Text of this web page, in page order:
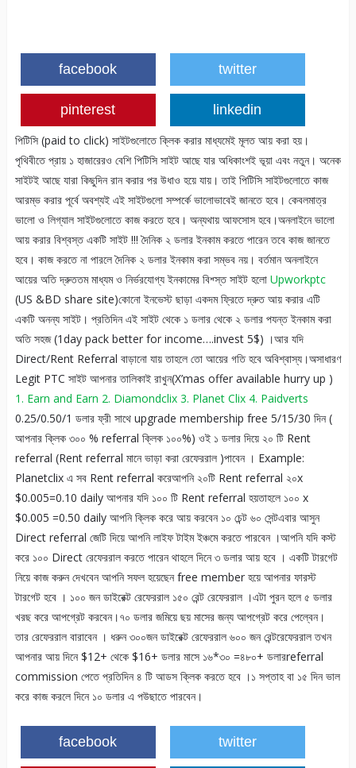
facebook twitter
pinterest linkedin
পিটিসি (paid to click) সাইটগুলোতে ক্লিক করার মাধ্যমেই মূলত আয় করা হয়।
পৃথিবীতে প্রায় ১ হাজারেরও বেশি পিটিসি সাইট আছে যার অধিকাংশই ভূয়া এবং নতুন। অনেক
সাইটই আছে যারা কিছুদিন রান করার পর উধাও হয়ে যায়। তাই পিটিসি সাইটগুলোতে কাজ
আরম্ভ করার পূর্বে অবশ্যই এই সাইটগুলো সম্পর্কে ভালোভাবেই জানতে হবে। কেবলমাত্র
ভালো ও লিগ্যাল সাইটগুলোতে কাজ করতে হবে। অন্যথায় আফসোস হবে।অনলাইনে ভালো
আয় করার বিশ্বস্ত একটি সাইট !!! দৈনিক ২ ডলার ইনকাম করতে পারেন তবে কাজ জানতে
হবে। কাজ করতে না পারলে দৈনিক ২ ডলার ইনকাম করা সম্ভব নয়। বর্তমান অনলাইনে
আয়ের অতি দ্রুততম মাধ্যম ও নির্ভরযোগ্য ইনকামের বিশ্স্ত সাইট হলো Upworkptc
(US &BD share site)কোনো ইনভেস্ট ছাড়া একদম ফ্রিতে দ্রুত আয় করার এটি
একটি অনন্য সাইট। প্রতিদিন এই সাইট থেকে ১ ডলার থেকে ২ ডলার পযন্ত ইনকাম করা
অতি সহজ (1day pack better for income….invest 5$) ।আর যদি
Direct/Rent Referral বাড়ানো যায় তাহলে তো আয়ের গতি হবে অবিশ্বাস্য।অসাধারণ
Legit PTC সাইট আপনার তালিকাই রাখুন(X’mas offer available hurry up )
1. Earn and Earn 2. Diamondclix 3. Planet Clix 4. Paidverts
0.25/0.50/1 ডলার ফ্রী সাথে upgrade membership free 5/15/30 দিন (
আপনার ক্লিক ৩০০ % referral ক্লিক ১০০%) ওই ১ ডলার দিয়ে ২০ টি Rent
referral (Rent referral মানে ভাড়া করা রেফেররাল )পাবেন । Example:
Planetclix এ সব Rent referral করেআপনি ২০টি Rent referral ২০x
$0.005=0.10 daily আপনার যদি ১০০ টি Rent referral হয়তাহলে ১০০ x
$0.005 =0.50 daily আপনি ক্লিক করে আয় করবেন ১০ চেন্ট ৬০ সেন্টএবার আসুন
Direct referral জেটি দিয়ে আপনি লাইফ টাইম ইঞ্চমে করতে পারবেন ।আপনি যদি কস্ট
করে ১০০ Direct রেফেররাল করতে পারেন থাহলে দিনে ৩ ডলার আয় হবে । একটি টারগেট
নিয়ে কাজ করুন দেখবেন আপনি সফল হয়েছেন free member হয়ে আপনার ফারস্ট
টারগেট হবে । ১০০ জন ডাইরেক্ট রেফেররাল ১৫০ রেন্ট রেফেররাল ।এটা পুরন হলে ৫ ডলার
খরছ করে আপগ্রেট করবেন।৭০ ডলার জমিয়ে ছয় মাসের জন্য আপগ্রেট করে পেল্বেন।
তার রেফেররাল বারাবেন । ধরুন ৩০০জন ডাইরেক্ট রেফেররাল ৬০০ জন রেন্টরেফেররাল তখন
আপনার আয় দিনে $12+ থেকে $16+ ডলার মাসে ১৬*৩০ =৪৮০+ ডলারreferral
commission পেতে প্রতিদিন ৪ টি আডস ক্লিক করতে হবে ।১ সপ্তাহ বা ১৫ দিন ভাল
করে কাজ করলে দিনে ১০ ডলার এ পউছাতে পারবেন।
facebook twitter